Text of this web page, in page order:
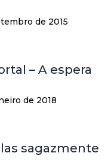
de 2015
– A espera
de 2018
sagazmente